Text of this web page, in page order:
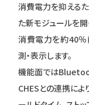
消費電力を抑える
た新モジュールを
消費電力を約40％
測・表示します。
機能面では
CHESとの連携によ